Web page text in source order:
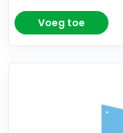
Voeg toe